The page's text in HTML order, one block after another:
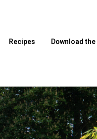
Recipes Download the